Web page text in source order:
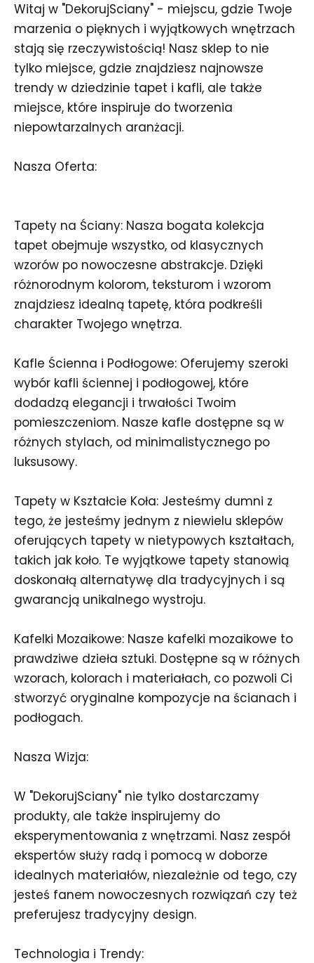
Witaj w "DekorujSciany" - miejscu, gdzie Twoje
marzenia o pięknych i wyjątkowych wnętrzach
stają się rzeczywistością! Nasz sklep to nie
tylko miejsce, gdzie znajdziesz najnowsze
trendy w dziedzinie tapet i kafli, ale także
miejsce, które inspiruje do tworzenia
niepowtarzalnych aranżacji.
Nasza Oferta:
Tapety na Ściany: Nasza bogata kolekcja
tapet obejmuje wszystko, od klasycznych
wzorów po nowoczesne abstrakcje. Dzięki
różnorodnym kolorom, teksturom i wzorom
znajdziesz idealną tapetę, która podkreśli
charakter Twojego wnętrza.
Kafle Ścienna i Podłogowe: Oferujemy szeroki
wybór kafli ściennej i podłogowej, które
dodadzą elegancji i trwałości Twoim
pomieszczeniom. Nasze kafle dostępne są w
różnych stylach, od minimalistycznego po
luksusowy.
Tapety w Kształcie Koła: Jesteśmy dumni z
tego, że jesteśmy jednym z niewielu sklepów
oferujących tapety w nietypowych kształtach,
takich jak koło. Te wyjątkowe tapety stanowią
doskonałą alternatywę dla tradycyjnych i są
gwarancją unikalnego wystroju.
Kafelki Mozaikowe: Nasze kafelki mozaikowe to
prawdziwe dzieła sztuki. Dostępne są w różnych
wzorach, kolorach i materiałach, co pozwoli Ci
stworzyć oryginalne kompozycje na ścianach i
podłogach.
Nasza Wizja:
W "DekorujSciany" nie tylko dostarczamy
produkty, ale także inspirujemy do
eksperymentowania z wnętrzami. Nasz zespół
ekspertów służy radą i pomocą w doborze
idealnych materiałów, niezależnie od tego, czy
jesteś fanem nowoczesnych rozwiązań czy też
preferujesz tradycyjny design.
Technologia i Trendy: